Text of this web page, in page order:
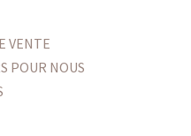
VENTE
POUR NOUS